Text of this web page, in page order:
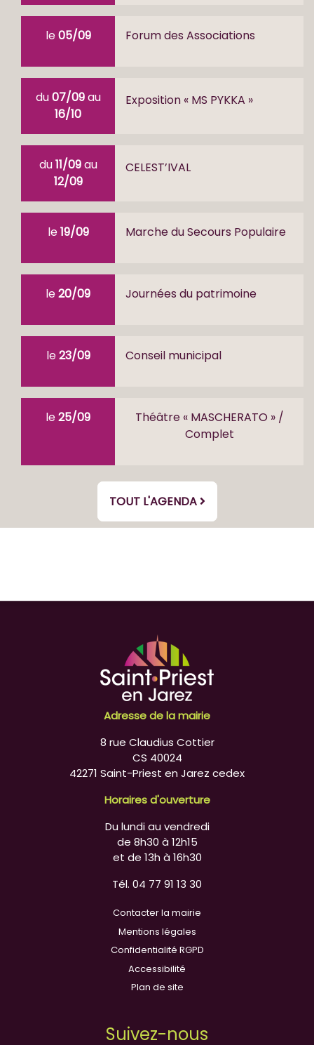
le05/09 Forum des Associations
du07/09au
16/10
Exposition « MS PYKKA »
du11/09au
12/09
CELEST’IVAL
le19/09 Marche du Secours Populaire
le20/09 Journées du patrimoine
le23/09 Conseil municipal
le25/09
Théâtre « MASCHERATO » /
Complet
TOUT L'AGENDA
Adresse de la mairie
8 rue Claudius Cottier
CS 40024
42271 Saint-Priest en Jarez cedex
Horaires d'ouverture
Du lundi au vendredi
de 8h30 à 12h15
et de 13h à 16h30
Tél. 04 77 91 13 30
Contacter la mairie
Mentions légales
Confidentialité RGPD
Accessibilité
Plan de site
Suivez-nous